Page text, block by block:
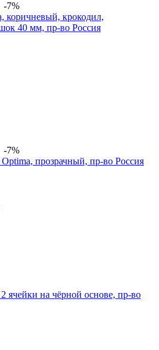
-7%
коричневый, крокодил,
40 мм, пр-во Россия
-7%
прозрачный, пр-во Россия
ячейки на чёрной основе, пр-во